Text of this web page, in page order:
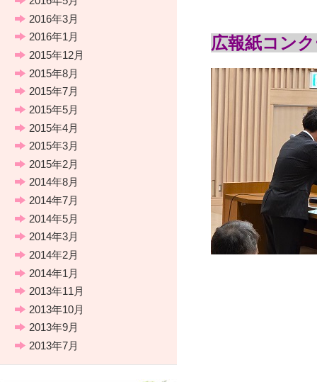
広報紙コン
2016年3月
2016年1月
2015年12月
2015年8月
2015年7月
2015年5月
2015年4月
2015年3月
2015年2月
2014年8月
2014年7月
2014年5月
2014年3月
2014年2月
2014年1月
2013年11月
2013年10月
2013年9月
2013年7月